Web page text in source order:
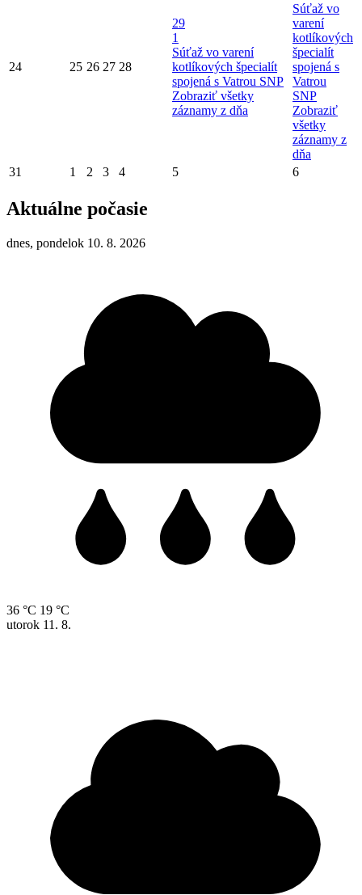
24 25 26 27 28
29
1
Súťaž vo varení
kotlíkových špecialít
spojená s Vatrou SNP
Zobraziť všetky
záznamy z dňa
Súťaž vo
varení
kotlíkových
špecialít
spojená s
Vatrou
SNP
Zobraziť
všetky
záznamy z
dňa
31
1 2 3 4 5 6
Aktuálne počasie
dnes, pondelok 10. 8. 2026
36 °C 19 °C
utorok 11. 8.